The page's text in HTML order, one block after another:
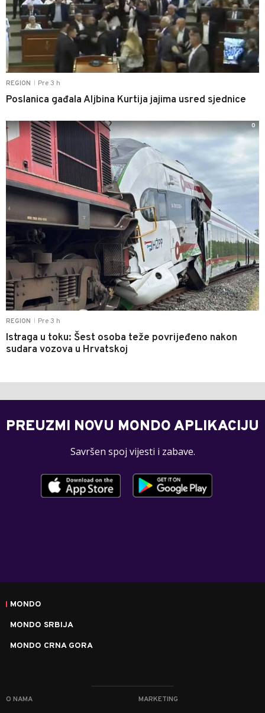
REGION Pre 3 h
Poslanica gađala Aljbina Kurtija jajima usred sjednice
REGION Pre 3 h
Istraga u toku: Šest osoba teže povrijeđeno nakon
sudara vozova u Hrvatskoj
0
PREUZMI NOVU MONDO APLIKACIJU
Savršen spoj vijesti i zabave.
MONDO
MONDO SRBIJA
MONDO CRNA GORA
O NAMA MARKETING